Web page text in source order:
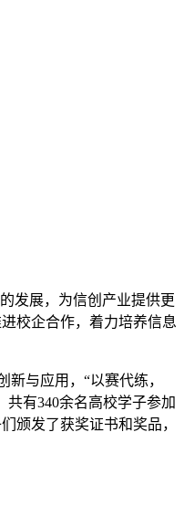
发展，为信创产业提供更
校企合作，着力培养信息
与应用，“以赛代练，
有340余名高校学子参加
颁发了获奖证书和奖品，